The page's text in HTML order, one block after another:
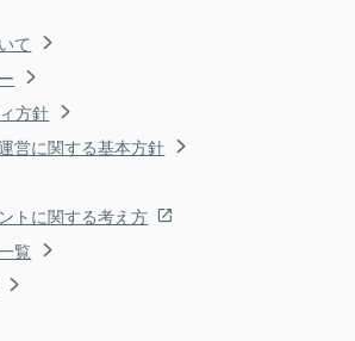
て
方針
営に関する基本方針
トに関する考え方
覧